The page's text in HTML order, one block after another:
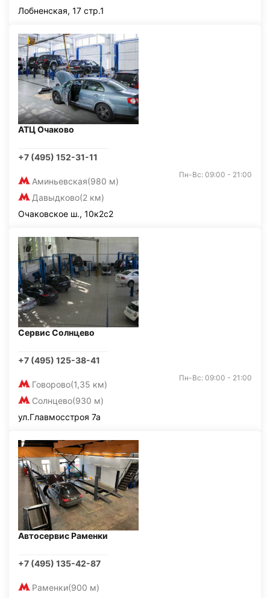
Лобненская, 17 стр.1
АТЦ Очаково
+7 (495) 152-31-11
Аминьевская(980 м)
Давыдково(2 км)
Пн-Вс: 09:00 - 21:00
Очаковское ш., 10к2с2
Сервис Солнцево
+7 (495) 125-38-41
Говорово(1,35 км)
Солнцево(930 м)
Пн-Вс: 09:00 - 21:00
ул.Главмосстроя 7а
Автосервис Раменки
+7 (495) 135-42-87
Раменки(900 м)